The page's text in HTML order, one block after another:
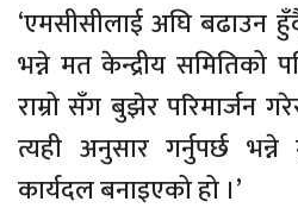
‘एमसीसीलाई अघि बढाउन
भन्ने मत केन्द्रीय समितिको
राम्रो सँग बुझेर परिमार्जन
त्यही अनुसार गर्नुपर्छ
कार्यदल बनाइएको हो ।’